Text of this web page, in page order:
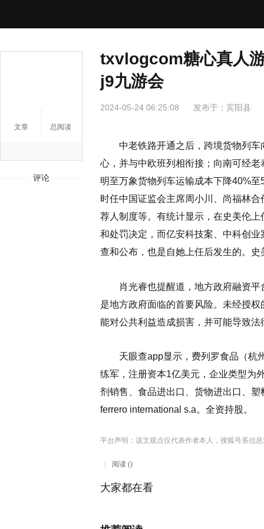
文章 总阅读
评论
txvlogcom糖心真人
j9九游会
2024-05-24 06:25:08 发布于： 宾阳县
中老铁路开通之后，跨境货物列车
心，并与中欧班列相衔接；向南可经
明至万象货物列车运输成本下降40%
时任中国证监会主席周小川、尚福林
荐人制度等。有统计显示，在史美伦
和处罚决定，而亿安科技案、中科创
查和公布，也是自她上任后发生的。
肖光睿也提醒道，地方政府融资平
是地方政府面临的首要风险。未经授
能对公共利益造成损害，并可能导致法
天眼查app显示，费列罗食品（杭
练军，注册资本1亿美元，企业类型为
剂销售、食品进出口、货物进出口、
ferrero international s.a。全资持股。
平台声明：该文观点仅代表作者本人，搜狐号系信
阅读 ()
大家都在看